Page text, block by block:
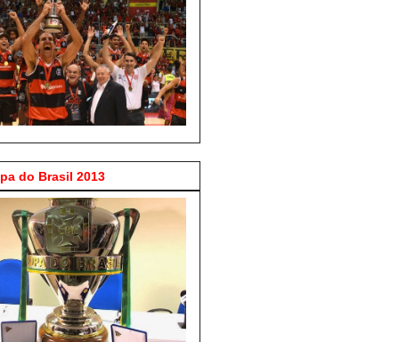
do Brasil 2013